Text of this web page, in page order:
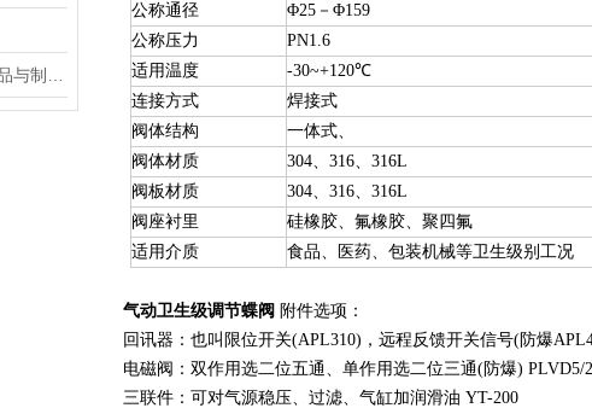
公称通径
Φ25－Φ159
公称压力
PN1.6
适用温度
-30~+120℃
连接方式
焊接式
阀体结构
一体式、
阀体材质
304、316、316L
阀板材质
304、316、316L
阀座衬里
硅橡胶、氟橡胶、聚四氟
适用介质
食品、医药、包装机械等卫生级别工况
气动卫生级调节蝶阀 附件选项：
回讯器：也叫限位开关(APL310)，远程反馈开关信号(防爆
电磁阀：双作用选二位五通、单作用选二位三通(防爆) PLVD5/2
三联件：可对气源稳压、过滤、气缸加润滑油 YT-200